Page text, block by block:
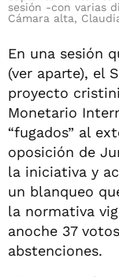
sesión -con varias
Cámara alta,
En una sesión
(ver aparte), el
proyecto
Monetario
“fugados” al
oposición de
la iniciativa y
un blanqueo
la normativa
anoche 37
abstenciones.